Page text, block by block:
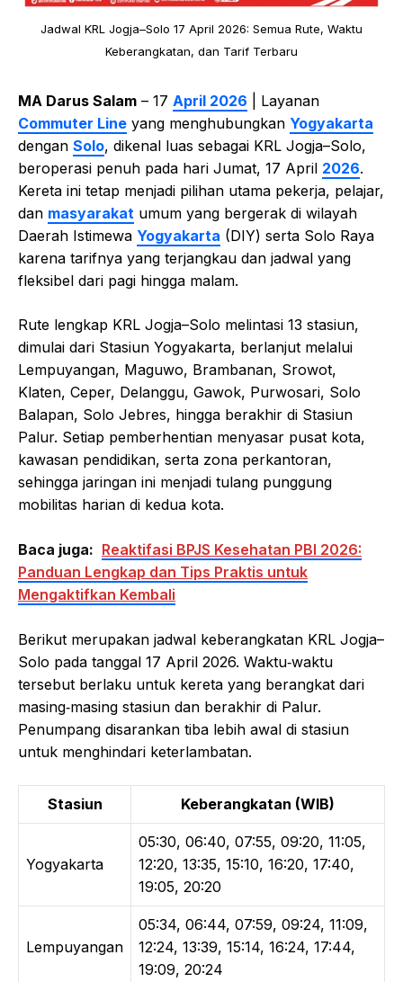
Jadwal KRL Jogja–Solo 17 April 2026: Semua Rute, Waktu
Keberangkatan, dan Tarif Terbaru
MA Darus Salam – 17 April 2026 | Layanan
Commuter Line yang menghubungkan Yogyakarta
dengan Solo, dikenal luas sebagai KRL Jogja–Solo,
beroperasi penuh pada hari Jumat, 17 April 2026.
Kereta ini tetap menjadi pilihan utama pekerja, pelajar,
dan masyarakat umum yang bergerak di wilayah
Daerah Istimewa Yogyakarta (DIY) serta Solo Raya
karena tarifnya yang terjangkau dan jadwal yang
fleksibel dari pagi hingga malam.
Rute lengkap KRL Jogja–Solo melintasi 13 stasiun,
dimulai dari Stasiun Yogyakarta, berlanjut melalui
Lempuyangan, Maguwo, Brambanan, Srowot,
Klaten, Ceper, Delanggu, Gawok, Purwosari, Solo
Balapan, Solo Jebres, hingga berakhir di Stasiun
Palur. Setiap pemberhentian menyasar pusat kota,
kawasan pendidikan, serta zona perkantoran,
sehingga jaringan ini menjadi tulang punggung
mobilitas harian di kedua kota.
Baca juga: Reaktifasi BPJS Kesehatan PBI 2026:
Panduan Lengkap dan Tips Praktis untuk
Mengaktifkan Kembali
Berikut merupakan jadwal keberangkatan KRL Jogja–
Solo pada tanggal 17 April 2026. Waktu‑waktu
tersebut berlaku untuk kereta yang berangkat dari
masing‑masing stasiun dan berakhir di Palur.
Penumpang disarankan tiba lebih awal di stasiun
untuk menghindari keterlambatan.
Stasiun Keberangkatan (WIB)
Yogyakarta
05:30, 06:40, 07:55, 09:20, 11:05,
12:20, 13:35, 15:10, 16:20, 17:40,
19:05, 20:20
Lempuyangan
05:34, 06:44, 07:59, 09:24, 11:09,
12:24, 13:39, 15:14, 16:24, 17:44,
19:09, 20:24